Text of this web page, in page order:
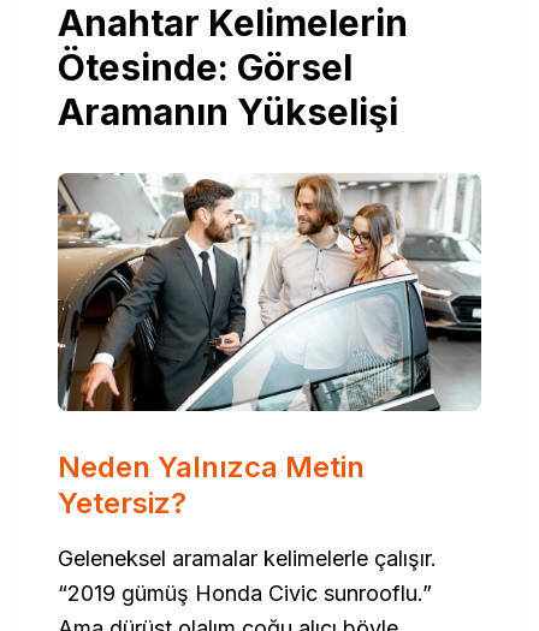
Anahtar Kelimelerin
Ötesinde: Görsel
Aramanın Yükselişi
Neden Yalnızca Metin
Yetersiz?
Geleneksel aramalar kelimelerle çalışır.
“2019 gümüş Honda Civic sunrooflu.”